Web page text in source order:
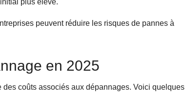
plus élevé.
peuvent réduire les risques de pannes à
en 2025
coûts associés aux dépannages. Voici quelques